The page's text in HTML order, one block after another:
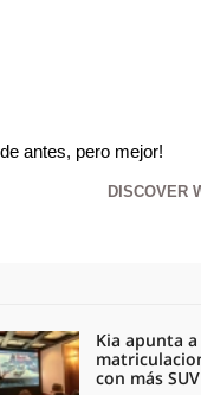
antes, pero mejor!
DISCOVER
Kia apunta a
con más